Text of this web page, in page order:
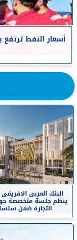
أسعار النفط
البنك العربى
ينظم جلسة متخصصة
التجارة ضمن